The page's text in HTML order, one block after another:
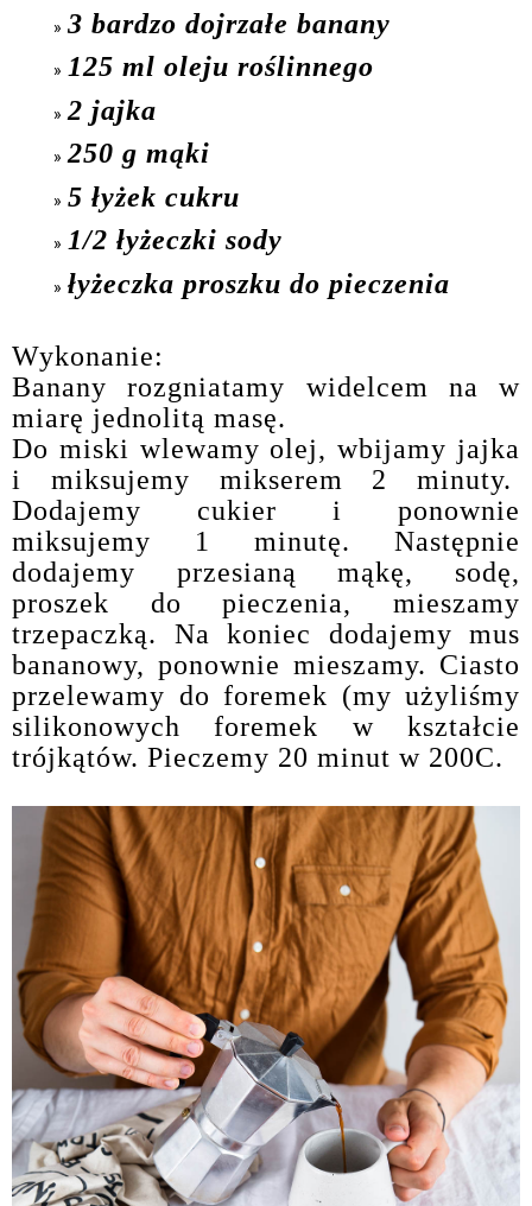
3 bardzo dojrzałe banany
125 ml oleju roślinnego
2 jajka
250 g mąki
5 łyżek cukru
1/2 łyżeczki sody
łyżeczka proszku do pieczenia
Wykonanie:
Banany rozgniatamy widelcem na w
miarę jednolitą masę.
Do miski wlewamy olej, wbijamy jajka
i miksujemy mikserem 2 minuty.
Dodajemy cukier i ponownie
miksujemy 1 minutę. Następnie
dodajemy przesianą mąkę, sodę,
proszek do pieczenia, mieszamy
trzepaczką. Na koniec dodajemy mus
bananowy, ponownie mieszamy. Ciasto
przelewamy do foremek (my użyliśmy
silikonowych foremek w kształcie
trójkątów. Pieczemy 20 minut w 200C.